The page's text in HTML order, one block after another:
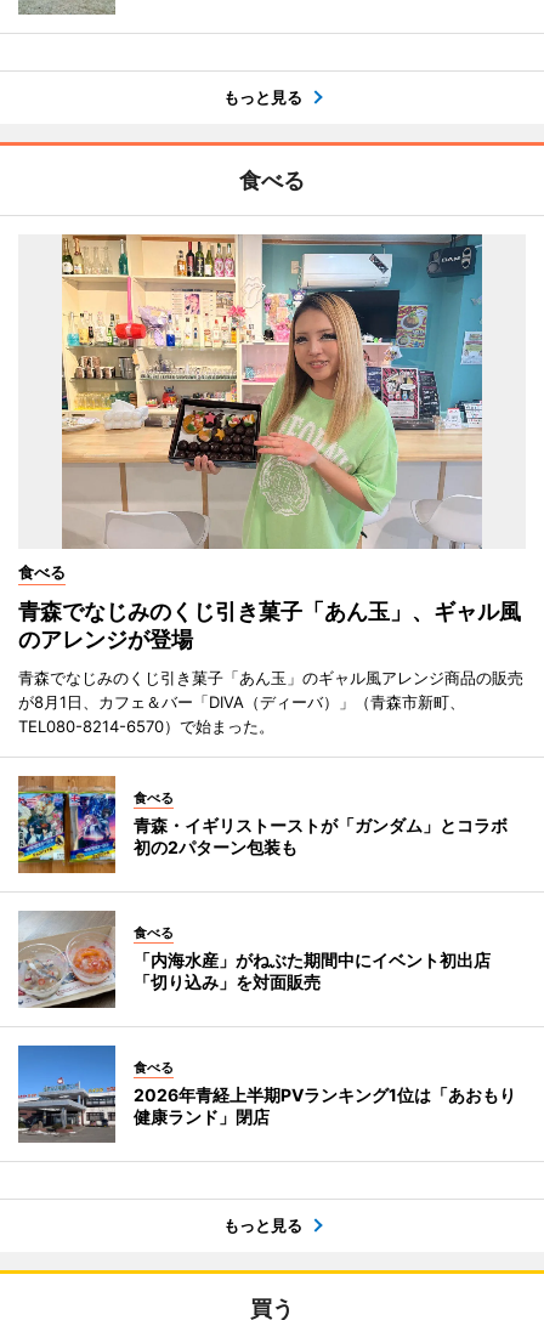
もっと見る
食べる
食べる
青森でなじみのくじ引き菓子「あん玉」、ギャル風
のアレンジが登場
青森でなじみのくじ引き菓子「あん玉」のギャル風アレンジ商品の販売
が8月1日、カフェ＆バー「DIVA（ディーバ）」（青森市新町、
TEL080-8214-6570）で始まった。
食べる
青森・イギリストーストが「ガンダム」とコラボ
初の2パターン包装も
食べる
「内海水産」がねぶた期間中にイベント初出店
「切り込み」を対面販売
食べる
2026年青経上半期PVランキング1位は「あおもり
健康ランド」閉店
もっと見る
買う